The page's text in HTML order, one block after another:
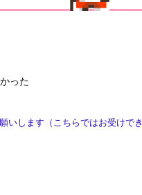
った
いします（こちらではお受けでき